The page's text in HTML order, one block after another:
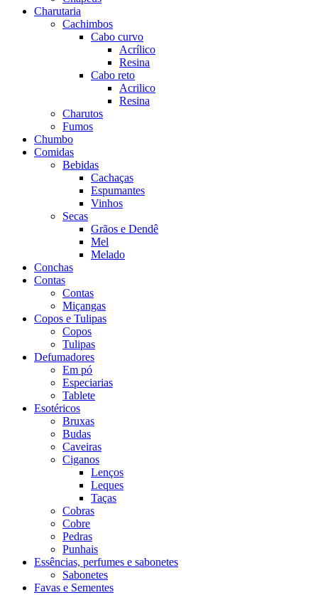
Charutaria
Cachimbos
Cabo curvo
Acrílico
Resina
Cabo reto
Acrilico
Resina
Charutos
Fumos
Chumbo
Comidas
Bebidas
Cachaças
Espumantes
Vinhos
Secas
Grãos e Dendê
Mel
Melado
Conchas
Contas
Contas
Miçangas
Copos e Tulipas
Copos
Tulipas
Defumadores
Em pó
Especiarias
Tablete
Esotéricos
Bruxas
Budas
Caveiras
Ciganos
Lenços
Leques
Taças
Cobras
Cobre
Pedras
Punhais
Essências, perfumes e sabonetes
Sabonetes
Favas e Sementes